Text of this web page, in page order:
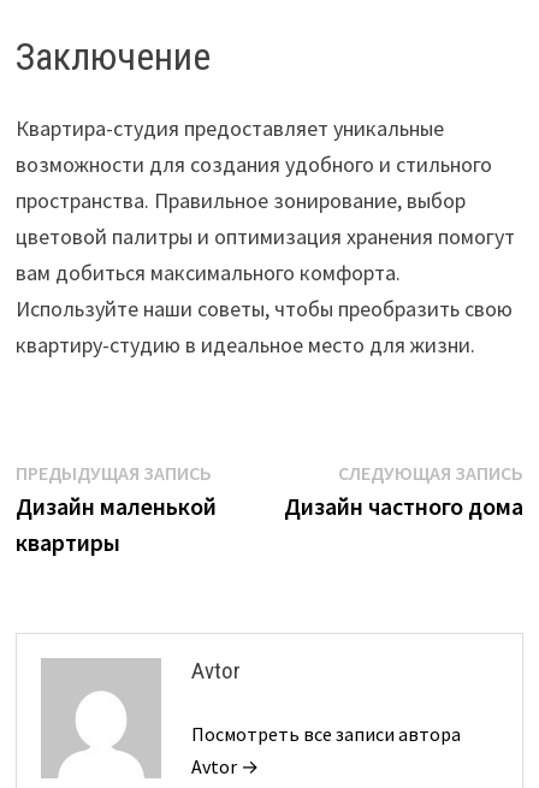
Заключение
Квартира-студия предоставляет уникальные
возможности для создания удобного и стильного
пространства. Правильное зонирование, выбор
цветовой палитры и оптимизация хранения помогут
вам добиться максимального комфорта.
Используйте наши советы, чтобы преобразить свою
квартиру-студию в идеальное место для жизни.
Навигация
по
записям
ПРЕДЫДУЩАЯ ЗАПИСЬПредыдущая
запись:
Дизайн маленькой
квартиры
СЛЕДУЮЩАЯ ЗАПИСЬ
Дизайн частного дома
Avtor
Посмотреть все записи автора
Avtor →